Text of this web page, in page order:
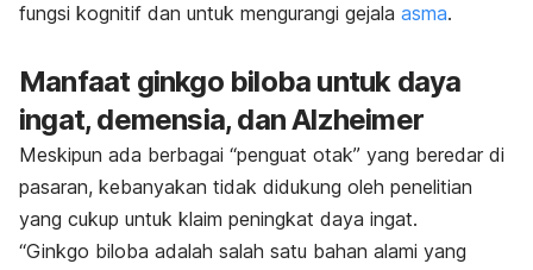
fungsi kognitif dan untuk mengurangi gejala asma.
Manfaat ginkgo biloba untuk daya
ingat, demensia, dan Alzheimer
Meskipun ada berbagai “penguat otak” yang beredar di
pasaran, kebanyakan tidak didukung oleh penelitian
yang cukup untuk klaim peningkat daya ingat.
“Ginkgo biloba adalah salah satu bahan alami yang